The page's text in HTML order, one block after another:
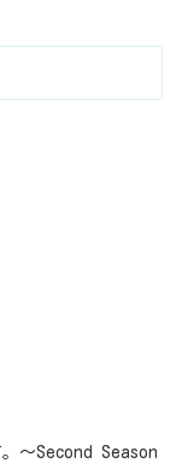
～Second Season